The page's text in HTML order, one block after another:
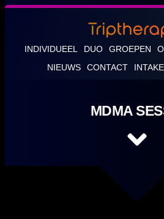
INDIVIDUEEL DUO GROEPEN
NIEUWS
CONTACT INTAKE
MDMA